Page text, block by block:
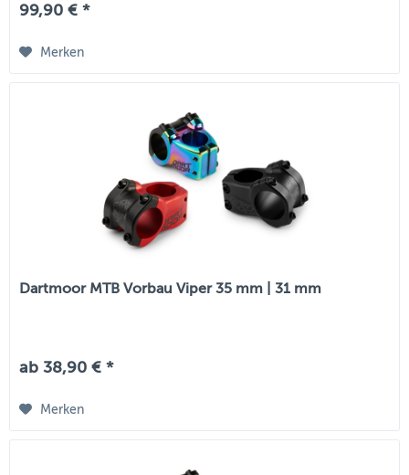
99,90 € *
Merken
Dartmoor MTB Vorbau Viper 35 mm | 31 mm
ab 38,90 € *
Merken